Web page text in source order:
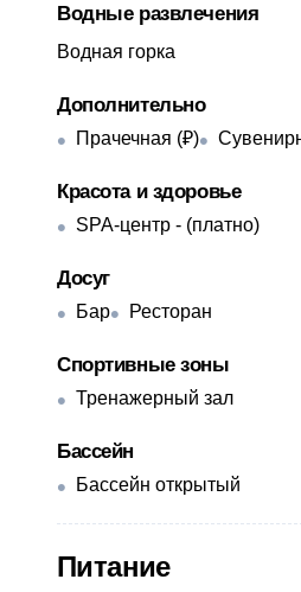
Водные развлечения
Водная горка
Дополнительно
Прачечная (₽)
Красота и здоровье
SPA-центр - ​(платно)
Досуг
Бар Ресторан
Спортивные зоны
Тренажерный зал
Бассейн
Бассейн открытый
Питание